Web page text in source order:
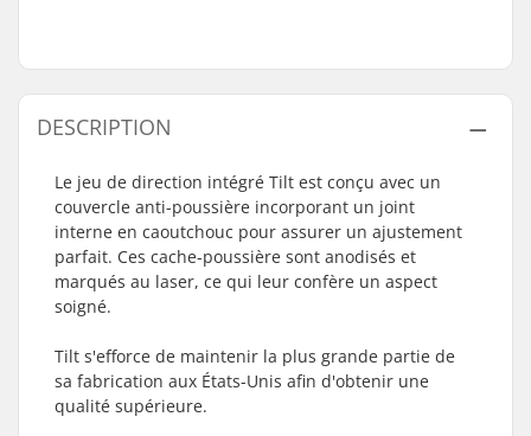
DESCRIPTION
Le jeu de direction intégré Tilt est conçu avec un
couvercle anti-poussière incorporant un joint
interne en caoutchouc pour assurer un ajustement
parfait. Ces cache-poussière sont anodisés et
marqués au laser, ce qui leur confère un aspect
soigné.
Tilt s'efforce de maintenir la plus grande partie de
sa fabrication aux États-Unis afin d'obtenir une
qualité supérieure.